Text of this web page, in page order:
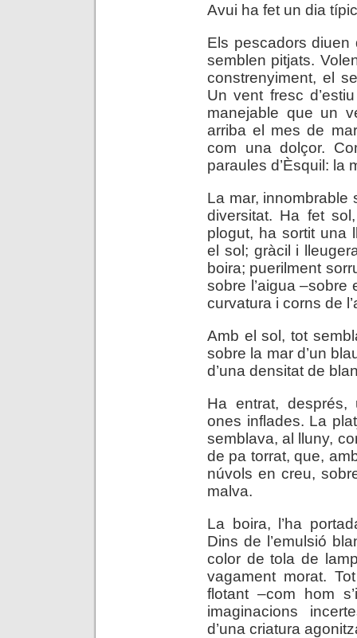
Avui ha fet un dia
Els pescadors diuen
semblen pitjats.
constrenyiment, el
Un vent fresc
manejable que un
arriba el mes de
com una dolçor.
paraules d’Èsquil: la
La mar, innombrable
diversitat. Ha fet
plogut, ha sortit una
el sol; gràcil i
boira; puerilment
sobre l’aigua –sobre
curvatura i corns de
Amb el sol, tot
sobre la mar d’un
d’una densitat de
Ha entrat,
ones inflades. La
semblava, al lluny,
de pa torrat, que,
núvols en creu,
malva.
La boira, l’ha
Dins de l’emulsió
color de tola de
vagament morat.
flotant –com hom
imaginacions
d’una criatura